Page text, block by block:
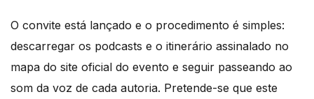
O convite está lançado e o procedimento é simples:
descarregar os podcasts e o itinerário assinalado no
mapa do site oficial do evento e seguir passeando ao
som da voz de cada autoria. Pretende-se que este